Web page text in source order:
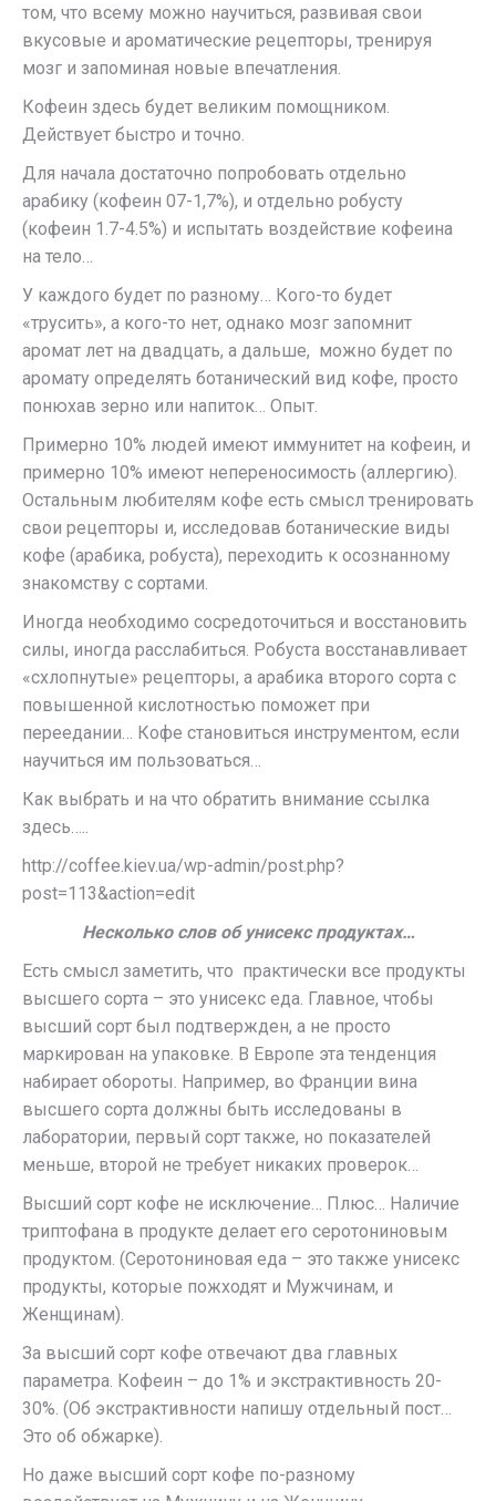
том, что всему можно научиться, развивая свои
вкусовые и ароматические рецепторы, тренируя
мозг и запоминая новые впечатления.
Кофеин здесь будет великим помощником.
Действует быстро и точно.
Для начала достаточно попробовать отдельно
арабику (кофеин 07-1,7%), и отдельно робусту
(кофеин 1.7-4.5%) и испытать воздействие кофеина
на тело…
У каждого будет по разному… Кого-то будет
«трусить», а кого-то нет, однако мозг запомнит
аромат лет на двадцать, а дальше, можно будет по
аромату определять ботанический вид кофе, просто
понюхав зерно или напиток… Опыт.
Примерно 10% людей имеют иммунитет на кофеин, и
примерно 10% имеют непереносимость (аллергию).
Остальным любителям кофе есть смысл тренировать
свои рецепторы и, исследовав ботанические виды
кофе (арабика, робуста), переходить к осознанному
знакомству с сортами.
Иногда необходимо сосредоточиться и восстановить
силы, иногда расслабиться. Робуста восстанавливает
«схлопнутые» рецепторы, а арабика второго сорта с
повышенной кислотностью поможет при
переедании… Кофе становиться инструментом, если
научиться им пользоваться…
Как выбрать и на что обратить внимание ссылка
здесь…..
http://coffee.kiev.ua/wp-admin/post.php?
post=113&action=edit
Несколько слов об унисекс продуктах…
Есть смысл заметить, что практически все продукты
высшего сорта – это унисекс еда. Главное, чтобы
высший сорт был подтвержден, а не просто
маркирован на упаковке. В Европе эта тенденция
набирает обороты. Например, во Франции вина
высшего сорта должны быть исследованы в
лаборатории, первый сорт также, но показателей
меньше, второй не требует никаких проверок…
Высший сорт кофе не исключение… Плюс… Наличие
триптофана в продукте делает его серотониновым
продуктом. (Серотониновая еда – это также унисекс
продукты, которые пожходят и Мужчинам, и
Женщинам).
За высший сорт кофе отвечают два главных
параметра. Кофеин – до 1% и экстрактивность 20-
30%. (Об экстрактивности напишу отдельный пост…
Это об обжарке).
Но даже высший сорт кофе по-разному